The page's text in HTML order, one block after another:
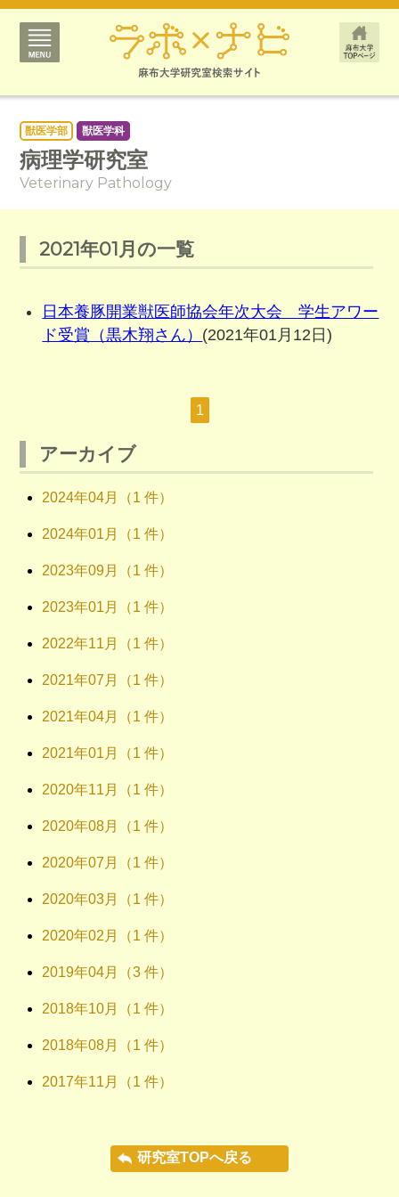
獣医学部 獣医学科
病理学研究室
Veterinary Pathology
2021年01月の一覧
日本養豚開業獣医師協会年次大会 学生アワー
ド受賞（黒木翔さん） (2021年01月12日)
1
アーカイブ
2024年04月（1 件）
2024年01月（1 件）
2023年09月（1 件）
2023年01月（1 件）
2022年11月（1 件）
2021年07月（1 件）
2021年04月（1 件）
2021年01月（1 件）
2020年11月（1 件）
2020年08月（1 件）
2020年07月（1 件）
2020年03月（1 件）
2020年02月（1 件）
2019年04月（3 件）
2018年10月（1 件）
2018年08月（1 件）
2017年11月（1 件）
研究室TOPへ戻る